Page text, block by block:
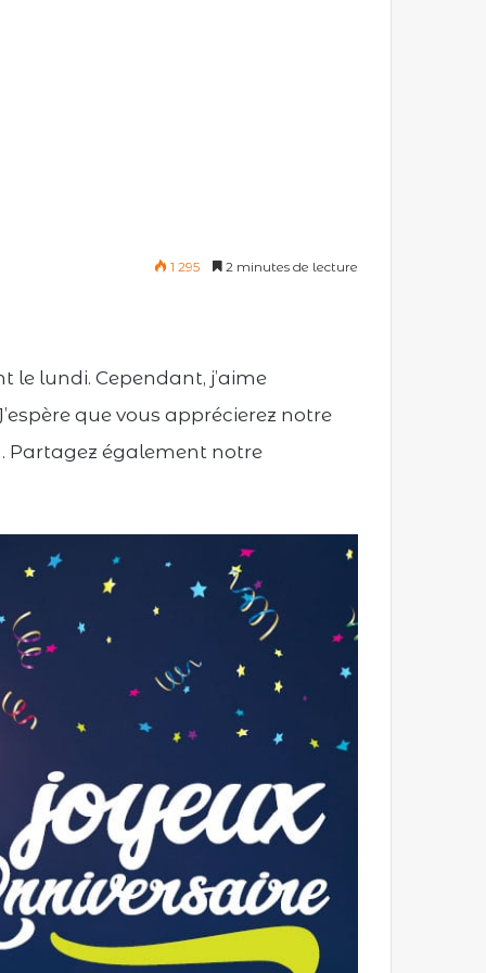
1 295 2 minutes de lecture
le lundi. Cependant, j’aime
que vous apprécierez notre
Partagez également notre